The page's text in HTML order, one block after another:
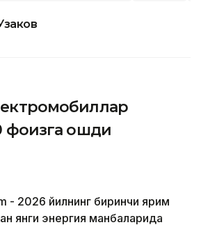
фоизга ошди
- 2026 йилнинг биринчи ярим
янги энергия манбаларида